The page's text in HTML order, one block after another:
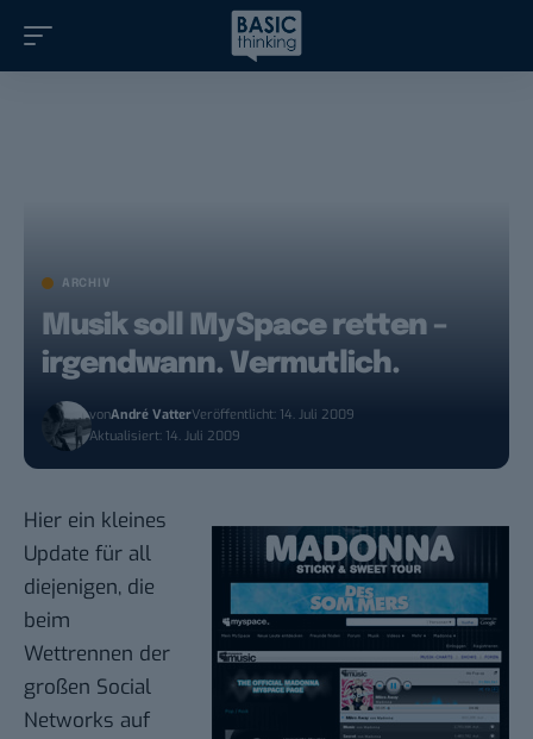
ARCHIV
Musik soll MySpace retten –
irgendwann. Vermutlich.
vonAndré VatterVeröffentlicht: 14. Juli 2009
Aktualisiert: 14. Juli 2009
Hier ein kleines
Update für all
diejenigen, die
beim
Wettrennen der
großen Social
Networks auf